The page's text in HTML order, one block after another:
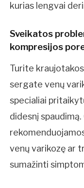
kurias lengvai
Sveikatos
kompresijos
Turite
sergate venų
specialiai
didesnį
venų varikozę ar
sumažinti